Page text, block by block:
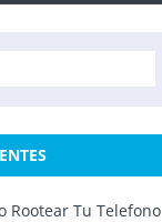
Rootear Tu Telefono